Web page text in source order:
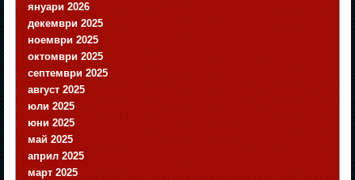
януари 2026
декември 2025
ноември 2025
октомври 2025
септември 2025
август 2025
юли 2025
юни 2025
май 2025
април 2025
март 2025